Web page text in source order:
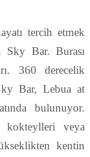
tercih etmek
Bar. Burası
360 derecelik
Bar, Lebua at
bulunuyor.
kokteylleri veya
kentin